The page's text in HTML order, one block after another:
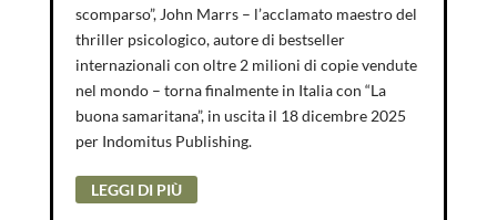
scomparso”, John Marrs – l’acclamato maestro del
thriller psicologico, autore di bestseller
internazionali con oltre 2 milioni di copie vendute
nel mondo – torna finalmente in Italia con “La
buona samaritana”, in uscita il 18 dicembre 2025
per Indomitus Publishing.
LEGGI DI PIÙ